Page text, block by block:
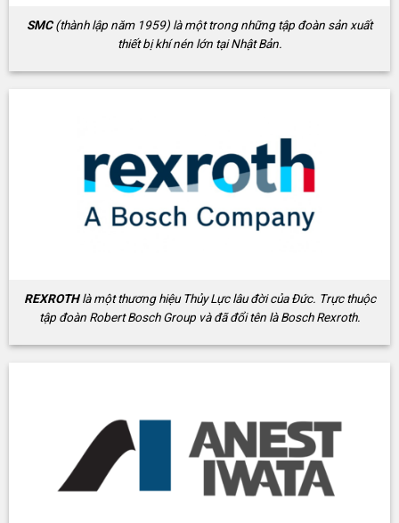
SMC(thành lập năm 1959) là một trong những tập đoàn sản xuất
thiết bị khí nén lớn tại Nhật Bản.
REXROTHlà một thương hiệu Thủy Lực lâu đời của Đức. Trực thuộc
tập đoàn Robert Bosch Group và đã đổi tên là Bosch Rexroth.